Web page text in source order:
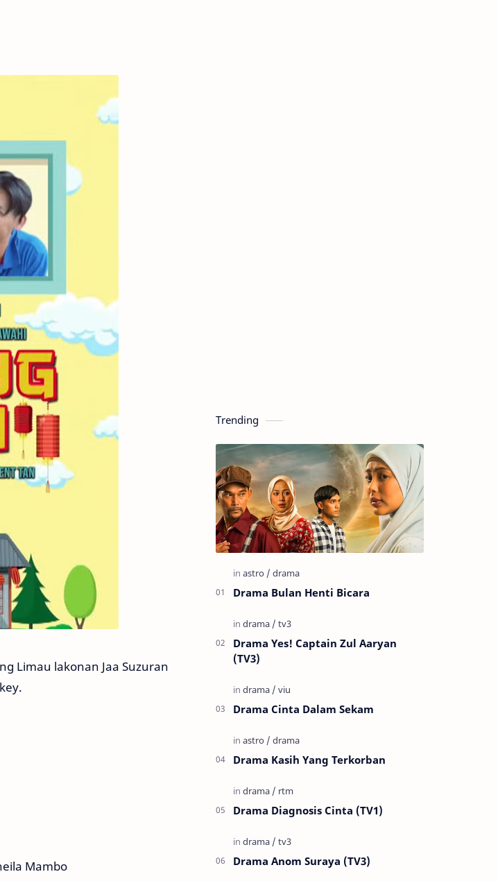
Limau lakonan Jaa Suzuran
Mambo
Trending
Drama Bulan Henti Bicara
Drama Yes! Captain Zul Aaryan
(TV3)
Drama Cinta Dalam Sekam
Drama Kasih Yang Terkorban
Drama Diagnosis Cinta (TV1)
Drama Anom Suraya (TV3)